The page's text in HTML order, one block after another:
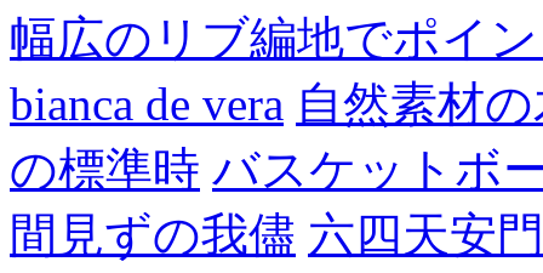
幅広のリブ編地でポイ
bianca de vera 自然素材
の標準時 バスケットボ
間見ずの我儘 六四天安門